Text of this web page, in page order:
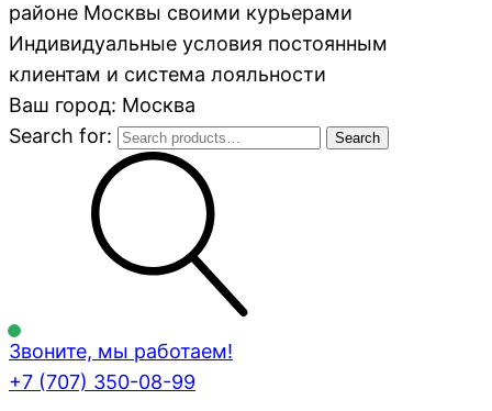
районе Москвы своими курьерами
Индивидуальные условия постоянным
клиентам и система лояльности
Ваш город: Москва
Search for:
Search
Звоните, мы работаем!
+7 (707) 350-08-99